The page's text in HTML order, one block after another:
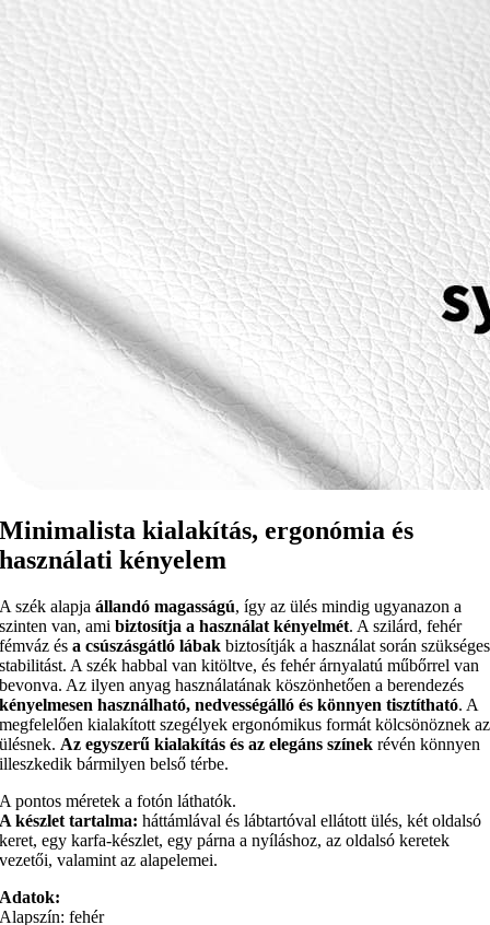
Minimalista kialakítás, ergonómia és
használati kényelem
A szék alapjaállandó magasságú, így az ülés mindig ugyanazon a
szinten van, amibiztosítja a használat kényelmét. A szilárd, fehér
fémváz ésa csúszásgátló lábak biztosítják a használat során szükséges
stabilitást. A szék habbal van kitöltve, és fehér árnyalatú műbőrrel van
bevonva. Az ilyen anyag használatának köszönhetően a berendezés
kényelmesen használható, nedvességálló és könnyen tisztítható. A
megfelelően kialakított szegélyek ergonómikus formát kölcsönöznek az
ülésnek. Az egyszerű kialakítás és az elegáns színek révén könnyen
illeszkedik bármilyen belső térbe.
A pontos méretek a fotón láthatók.
A készlet tartalma: háttámlával és lábtartóval ellátott ülés, két oldalsó
keret, egy karfa-készlet, egy párna a nyíláshoz, az oldalsó keretek
vezetői, valamint az alapelemei.
Adatok:
Alapszín: fehér